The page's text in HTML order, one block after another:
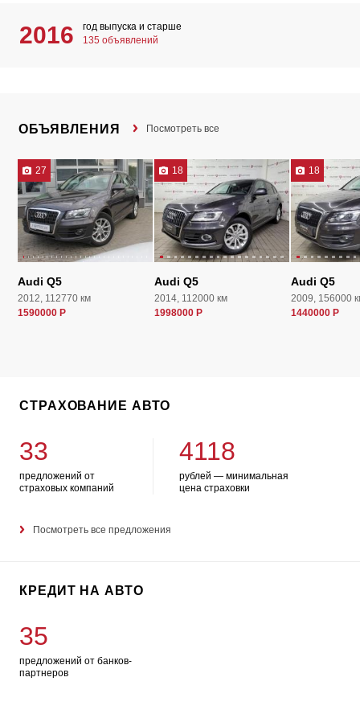
2016
год выпуска и старше
135 объявлений
ОБЪЯВЛЕНИЯ Посмотреть все
27
Audi Q5
2012, 112770 км
1590000 Р
18
Audi Q5
2014, 112000 км
1998000 Р
18
Audi Q5
2009, 156000
1440000 Р
СТРАХОВАНИЕ АВТО
33
предложений от
страховых компаний
4118
рублей — минимальная
цена страховки
Посмотреть все предложения
КРЕДИТ НА АВТО
35
предложений от банков-
партнеров